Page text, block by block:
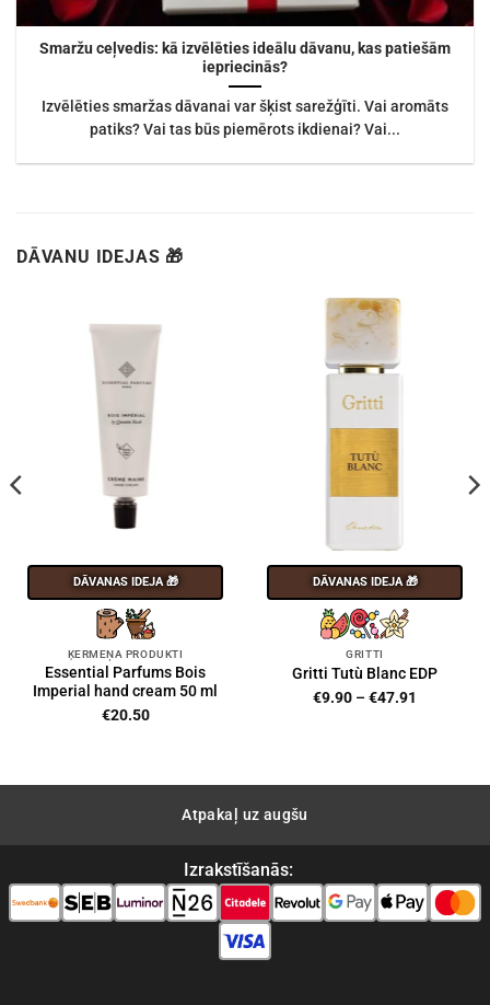
Smaržu ceļvedis: kā izvēlēties ideālu dāvanu, kas patiešām
iepriecinās?
Izvēlēties smaržas dāvanai var šķist sarežģīti. Vai aromāts
patiks? Vai tas būs piemērots ikdienai? Vai...
DĀVANU IDEJAS 🎁
DĀVANAS IDEJA 🎁
ĶERMEŅA PRODUKTI
Essential Parfums Bois
Imperial hand cream 50 ml
€20.50
DĀVANAS IDEJA 🎁
GRITTI
Gritti Tutù Blanc EDP
€9.90 – €47.91
Atpakaļ uz augšu
Izrakstīšanās: